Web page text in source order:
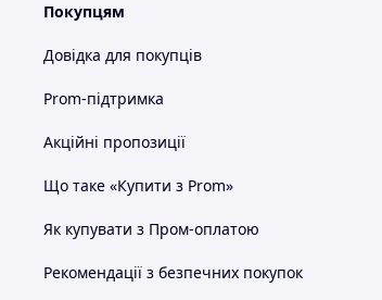
Покупцям
Довідка для покупців
Prom-підтримка
Акційні пропозиції
Що таке «Купити з Prom»
Як купувати з Пром-оплатою
Рекомендації з безпечних покупок